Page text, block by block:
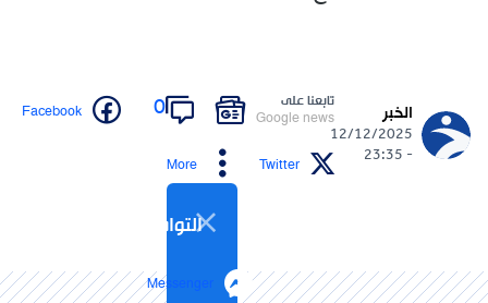
الخبر
12/12/2025
- 23:35
تابعنا على
Google news
0
Facebook
Twitter
More
التواصل الاجتماعي
Messenger